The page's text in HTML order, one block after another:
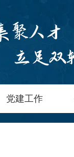
党建工作